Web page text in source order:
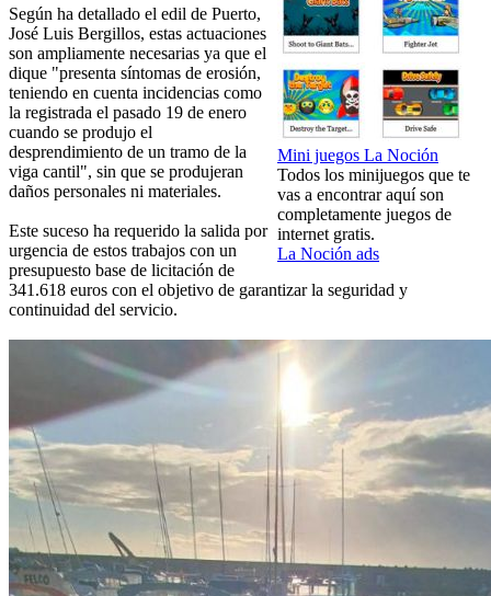
Mini juegos La Noción
Todos los minijuegos que te
vas a encontrar aquí son
completamente juegos de
internet gratis.
La Noción ads
Según ha detallado el edil de Puerto,
José Luis Bergillos, estas actuaciones
son ampliamente necesarias ya que el
dique "presenta síntomas de erosión,
teniendo en cuenta incidencias como
la registrada el pasado 19 de enero
cuando se produjo el
desprendimiento de un tramo de la
viga cantil", sin que se produjeran
daños personales ni materiales.
Este suceso ha requerido la salida por
urgencia de estos trabajos con un
presupuesto base de licitación de
341.618 euros con el objetivo de garantizar la seguridad y
continuidad del servicio.